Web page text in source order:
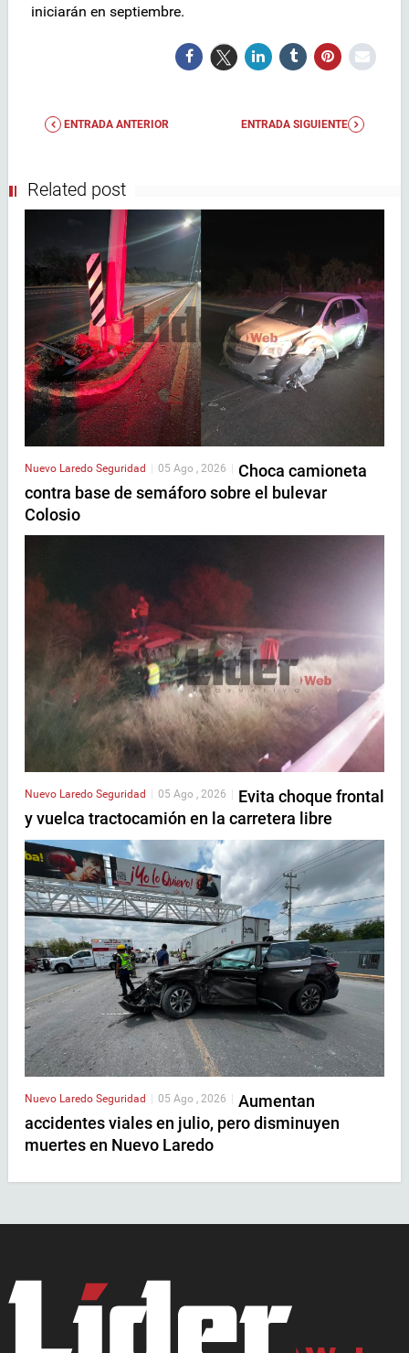
iniciarán en septiembre.
ENTRADA ANTERIOR ENTRADA SIGUIENTE
Related post
Nuevo Laredo Seguridad 05 Ago , 2026
Choca camioneta
contra base de semáforo sobre el bulevar
Colosio
Nuevo Laredo Seguridad 05 Ago , 2026
Evita choque frontal
y vuelca tractocamión en la carretera libre
Nuevo Laredo Seguridad | 05 Ago , 2026 | Aumentan
accidentes viales en julio, pero disminuyen
muertes en Nuevo Laredo